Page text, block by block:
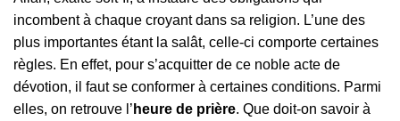
incombent à chaque croyant dans sa religion. L’une des
plus importantes étant la salât, celle-ci comporte certaines
règles. En effet, pour s’acquitter de ce noble acte de
dévotion, il faut se conformer à certaines conditions. Parmi
elles, on retrouve l’ heure de prière. Que doit-on savoir à